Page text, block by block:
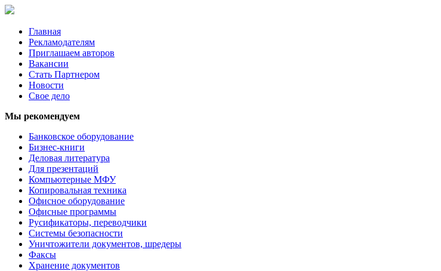
Главная
Рекламодателям
Приглашаем авторов
Вакансии
Стать Партнером
Новости
Свое дело
Мы рекомендуем
Банковское оборудование
Бизнес-книги
Деловая литература
Для презентаций
Компьютерные МФУ
Копировальная техника
Офисное оборудование
Офисные программы
Русификаторы, переводчики
Системы безопасности
Уничтожители документов, шредеры
Факсы
Хранение документов